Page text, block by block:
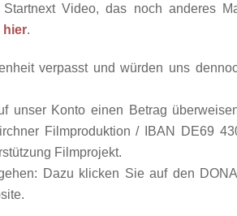
Video, das noch anderes
hier.
verpasst und würden uns
unser Konto einen Betrag
Filmproduktion / IBAN DE69
Filmprojekt.
Dazu klicken Sie auf den